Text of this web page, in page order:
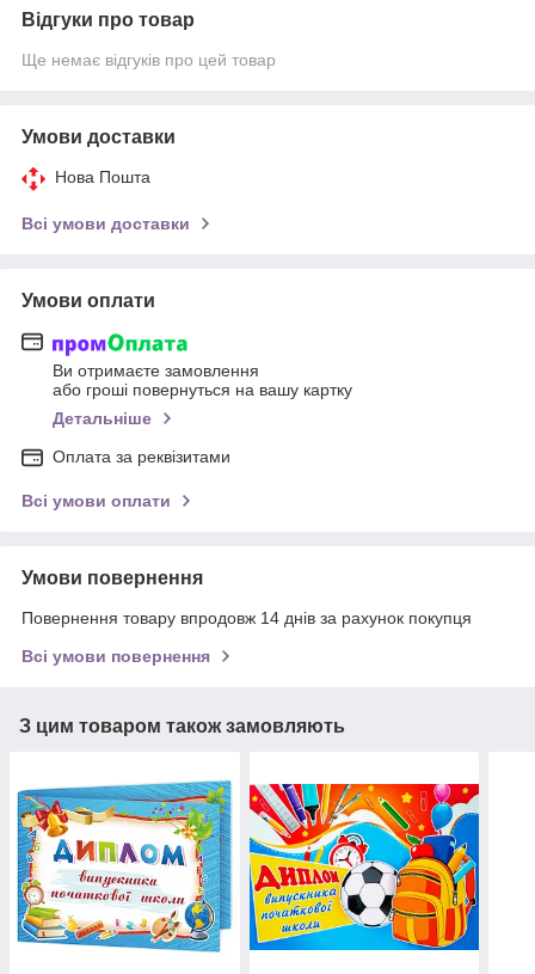
Відгуки про товар
Ще немає відгуків про цей товар
Умови доставки
Нова Пошта
Всі умови доставки
Умови оплати
Ви отримаєте замовлення
або гроші повернуться на вашу картку
Детальніше
Оплата за реквізитами
Всі умови оплати
Умови повернення
Повернення товару впродовж 14 днів за рахунок покупця
Всі умови повернення
З цим товаром також замовляють